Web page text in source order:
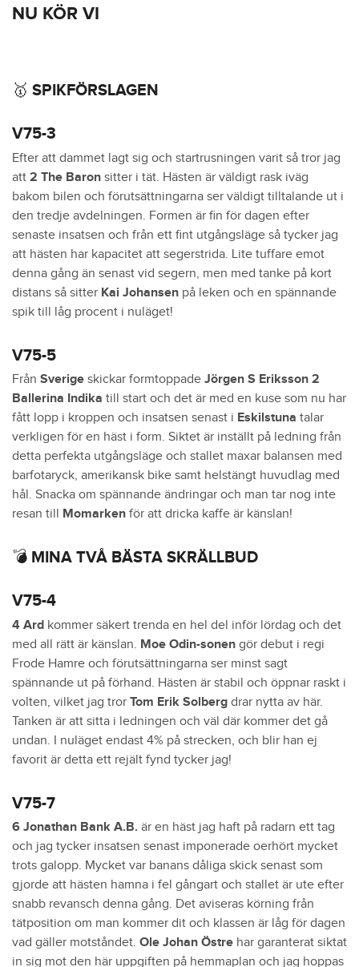
NU KÖR VI
🥇 SPIKFÖRSLAGEN
V75-3
Efter att dammet lagt sig och startrusningen varit så tror jag
att 2 The Baron sitter i tät. Hästen är väldigt rask iväg
bakom bilen och förutsättningarna ser väldigt tilltalande ut i
den tredje avdelningen. Formen är fin för dagen efter
senaste insatsen och från ett fint utgångsläge så tycker jag
att hästen har kapacitet att segerstrida. Lite tuffare emot
denna gång än senast vid segern, men med tanke på kort
distans så sitter Kai Johansen på leken och en spännande
spik till låg procent i nuläget!
V75-5
Från Sverige skickar formtoppade Jörgen S Eriksson 2
Ballerina Indika till start och det är med en kuse som nu har
fått lopp i kroppen och insatsen senast i Eskilstuna talar
verkligen för en häst i form. Siktet är inställt på ledning från
detta perfekta utgångsläge och stallet maxar balansen med
barfotaryck, amerikansk bike samt helstängt huvudlag med
hål. Snacka om spännande ändringar och man tar nog inte
resan till Momarken för att dricka kaffe är känslan!
💣 MINA TVÅ BÄSTA SKRÄLLBUD
V75-4
4 Ard kommer säkert trenda en hel del inför lördag och det
med all rätt är känslan. Moe Odin-sonen gör debut i regi
Frode Hamre och förutsättningarna ser minst sagt
spännande ut på förhand. Hästen är stabil och öppnar raskt i
volten, vilket jag tror Tom Erik Solberg drar nytta av här.
Tanken är att sitta i ledningen och väl där kommer det gå
undan. I nuläget endast 4% på strecken, och blir han ej
favorit är detta ett rejält fynd tycker jag!
V75-7
6 Jonathan Bank A.B. är en häst jag haft på radarn ett tag
och jag tycker insatsen senast imponerade oerhört mycket
trots galopp. Mycket var banans dåliga skick senast som
gjorde att hästen hamna i fel gångart och stallet är ute efter
snabb revansch denna gång. Det aviseras körning från
tätposition om man kommer dit och klassen är låg för dagen
vad gäller motståndet. Ole Johan Östre har garanterat siktat
in sig mot den här uppgiften på hemmaplan och jag hoppas